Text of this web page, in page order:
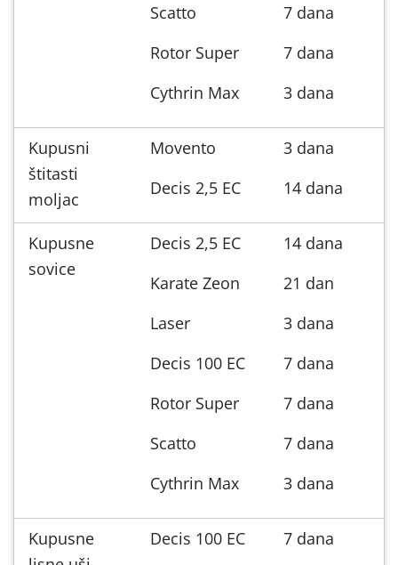
Scatto
Rotor Super
Cythrin Max
7 dana
7 dana
3 dana
Kupusni
štitasti
moljac
Movento
Decis 2,5 EC
3 dana
14 dana
Kupusne
sovice
Decis 2,5 EC
Karate Zeon
Laser
Decis 100 EC
Rotor Super
Scatto
Cythrin Max
14 dana
21 dan
3 dana
7 dana
7 dana
7 dana
3 dana
Kupusne
Decis 100 EC
7 dana